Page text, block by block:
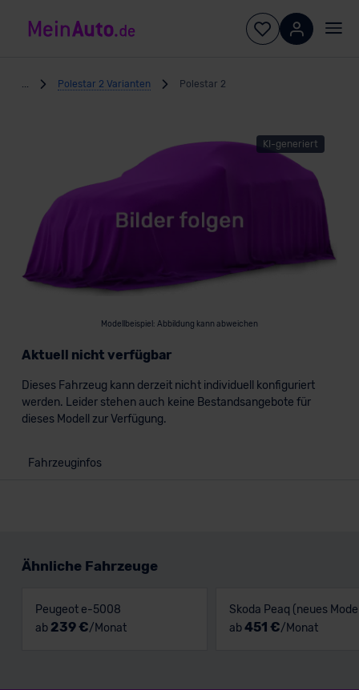
Polestar 2 Varianten Polestar 2
KI-generiert
Modellbeispiel: Abbildung kann abweichen
Aktuell nicht verfügbar
Dieses Fahrzeug kann derzeit nicht individuell konfiguriert
werden. Leider stehen auch keine Bestandsangebote für
dieses Modell zur Verfügung.
Fahrzeuginfos
Ähnliche Fahrzeuge
Peugeot e-5008
ab 239 €/Monat
Skoda Peaq (neues
ab451 €/Monat